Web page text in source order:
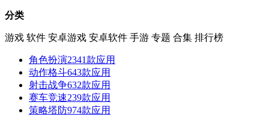
分类
游戏 软件 安卓游戏 安卓软件 手游 专题 合集 排行榜
角色扮演2341款应用
动作格斗643款应用
射击战争632款应用
赛车竞速239款应用
策略塔防974款应用